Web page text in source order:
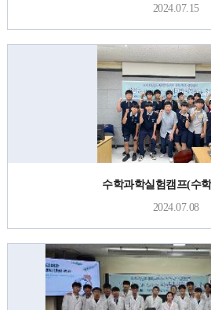
2024.07.15
수학과학실험캠프(수
2024.07.08